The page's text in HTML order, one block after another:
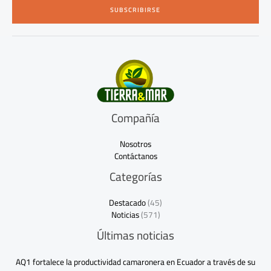
*
SUBSCRIBIRSE
Compañía
Nosotros
Contáctanos
Categorías
Destacado(45)
Noticias(571)
Últimas noticias
AQ1 fortalece la productividad camaronera en Ecuador a través de su